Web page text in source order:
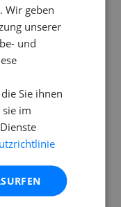
gibt es?
für
Standorten
Wir geben
unserer
und
Sie ihnen
im